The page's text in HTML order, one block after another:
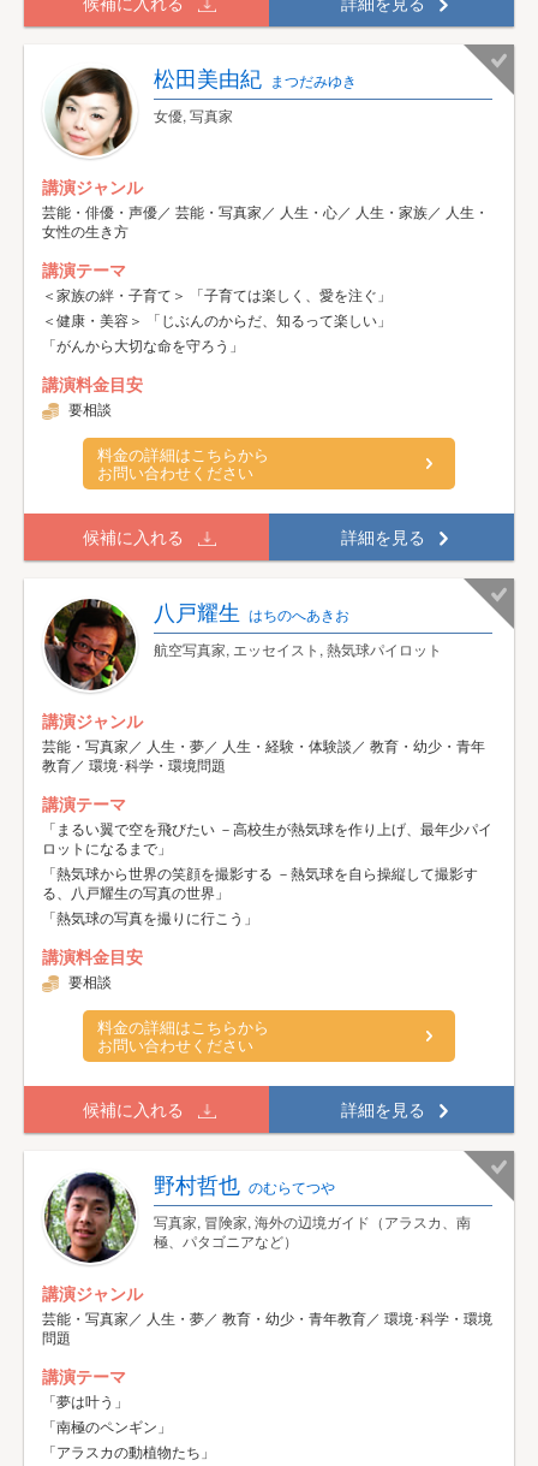
松田美由紀 まつだみゆき
女優, 写真家
講演ジャンル
芸能・俳優・声優／ 芸能・写真家／ 人生・心／ 人生・家族／ 人生・
女性の生き方
講演テーマ
＜家族の絆・子育て＞ 「子育ては楽しく、愛を注ぐ」
＜健康・美容＞ 「じぶんのからだ、知るって楽しい」
「がんから大切な命を守ろう」
講演料金目安
要相談
料金の詳細はこちらから
お問い合わせください
候補に入れる 詳細を見る
八戸耀生 はちのへあきお
航空写真家, エッセイスト, 熱気球パイロット
講演ジャンル
芸能・写真家／ 人生・夢／ 人生・経験・体験談／ 教育・幼少・青年
教育／ 環境･科学・環境問題
講演テーマ
「まるい翼で空を飛びたい －高校生が熱気球を作り上げ、最年少パイ
ロットになるまで」
「熱気球から世界の笑顔を撮影する －熱気球を自ら操縦して撮影す
る、八戸耀生の写真の世界」
「熱気球の写真を撮りに行こう」
講演料金目安
要相談
料金の詳細はこちらから
お問い合わせください
候補に入れる 詳細を見る
野村哲也 のむらてつや
写真家, 冒険家, 海外の辺境ガイド（アラスカ、南
極、パタゴニアなど）
講演ジャンル
芸能・写真家／ 人生・夢／ 教育・幼少・青年教育／ 環境･科学・環境
問題
講演テーマ
「夢は叶う」
「南極のペンギン」
「アラスカの動植物たち」